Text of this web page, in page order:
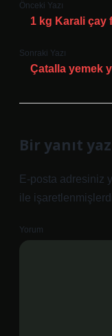
Önceki Yazı
1 kg Karali çay
Sonraki Yazı
Çatalla yemek
Bir yanıt
E-posta adresiniz
ile
Yorum